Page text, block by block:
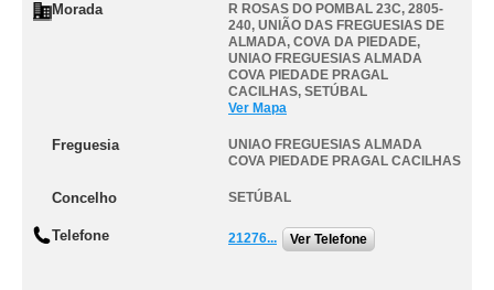
Morada
R ROSAS DO POMBAL 23C, 2805-
240, UNIÃO DAS FREGUESIAS DE
ALMADA, COVA DA PIEDADE,
UNIAO FREGUESIAS ALMADA
COVA PIEDADE PRAGAL
CACILHAS, SETÚBAL
Ver Mapa
Freguesia
UNIAO FREGUESIAS ALMADA
COVA PIEDADE PRAGAL CACILHAS
Concelho SETÚBAL
Telefone 21276... Ver Telefone